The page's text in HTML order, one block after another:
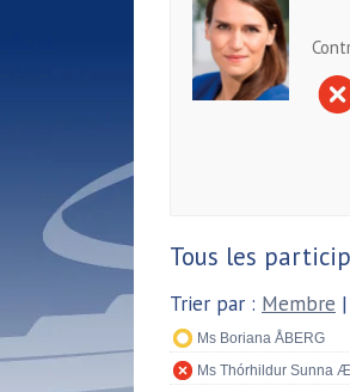
Tous les
Trier par : Membre |
Ms Boriana ÅBERG
Ms Thórhildur Sunna